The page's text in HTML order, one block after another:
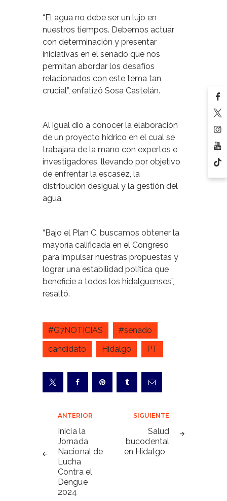
“El agua no debe ser un lujo en
nuestros tiempos. Debemos actuar
con determinación y presentar
iniciativas en el senado que nos
permitan abordar los desafíos
relacionados con este tema tan
crucial”, enfatizó Sosa Castelán.
Al igual dio a conocer la elaboración
de un proyecto hídrico en el cual se
trabajara de la mano con expertos e
investigadores, llevando por objetivo
de enfrentar la escasez, la
distribución desigual y la gestión del
agua.
“Bajo el Plan C, buscamos obtener la
mayoría calificada en el Congreso
para impulsar nuestras propuestas y
lograr una estabilidad política que
beneficie a todos los hidalguenses”,
resaltó.
#G7NOTICIAS
#senado
candidato
Hidalgo PT
Navegación
de
entradas
ANTERIOR
Inicia la
Jornada
Nacional de
Lucha
Contra el
Dengue
2024
SIGUIENTE
Salud
bucodental
en Hidalgo